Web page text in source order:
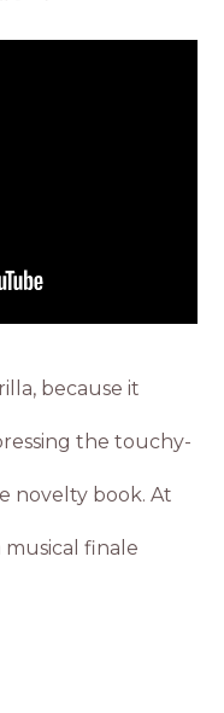
because it
the touchy-
novelty book. At
musical finale